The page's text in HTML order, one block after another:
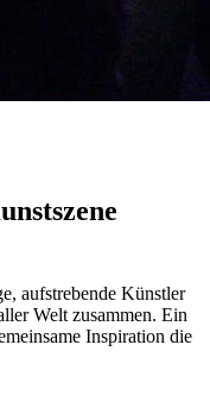
aufstrebende Künstler
Welt zusammen. Ein
Inspiration die